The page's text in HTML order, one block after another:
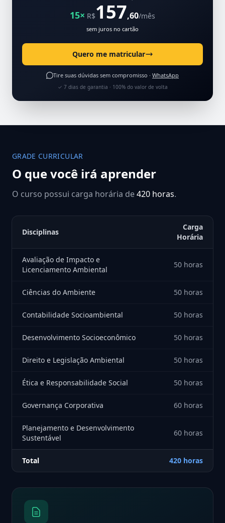
15× R$157,60/mês
sem juros no cartão
Quero me matricular
Tire suas dúvidas sem compromisso · WhatsApp
✓ 7 dias de garantia · 100% do valor de volta
GRADE CURRICULAR
O que você irá aprender
O curso possui carga horária de420 horas.
Disciplinas
Carga
Horária
Avaliação de Impacto e
Licenciamento Ambiental
50 horas
Ciências do Ambiente 50 horas
Contabilidade Socioambiental 50 horas
Desenvolvimento Socioeconômico 50 horas
Direito e Legislação Ambiental 50 horas
Ética e Responsabilidade Social 50 horas
Governança Corporativa 60 horas
Planejamento e Desenvolvimento
Sustentável
60 horas
Total 420 horas